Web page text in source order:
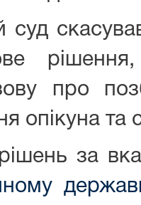
суд
про
опікуна та
за